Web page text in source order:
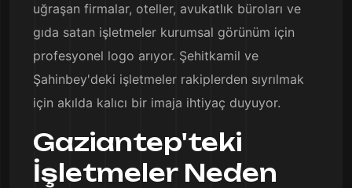
uğraşan firmalar, oteller, avukatlık büroları ve
gıda satan işletmeler kurumsal görünüm için
profesyonel logo arıyor. Şehitkamil ve
Şahinbey'deki işletmeler rakiplerden sıyrılmak
için akılda kalıcı bir imaja ihtiyaç duyuyor.
Gaziantep'teki
İşletmeler Neden